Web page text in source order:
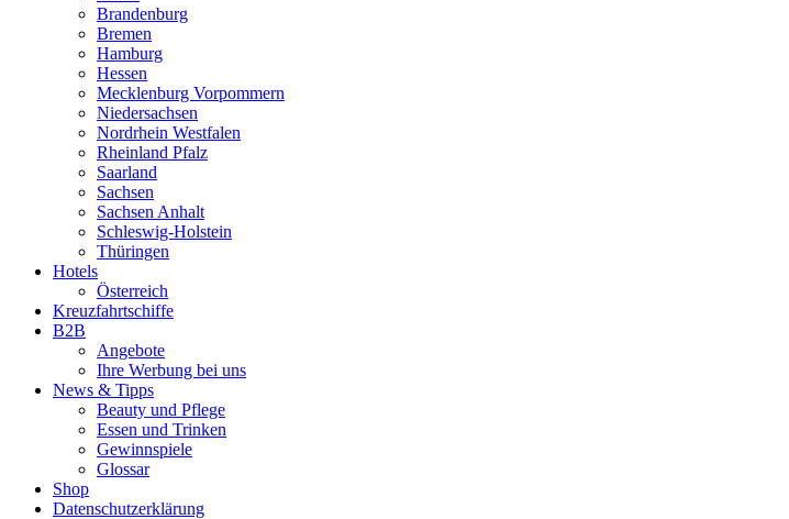
Brandenburg
Bremen
Hamburg
Hessen
Mecklenburg Vorpommern
Niedersachsen
Nordrhein Westfalen
Rheinland Pfalz
Saarland
Sachsen
Sachsen Anhalt
Schleswig-Holstein
Thüringen
Hotels
Österreich
Kreuzfahrtschiffe
B2B
Angebote
Ihre Werbung bei uns
News & Tipps
Beauty und Pflege
Essen und Trinken
Gewinnspiele
Glossar
Shop
Datenschutzerklärung